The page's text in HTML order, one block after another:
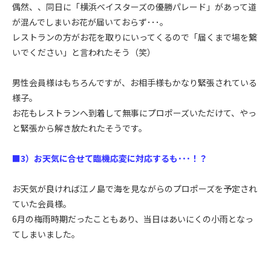
偶然、、同日に「横浜ベイスターズの優勝パレード」があって道
が混んでしまいお花が届いておらず･･･。
レストランの方がお花を取りにいってくるので「届くまで場を繋
いでください」と言われたそう（笑）
男性会員様はもちろんですが、お相手様もかなり緊張されている
様子。
お花もレストランへ到着して無事にプロポーズいただけて、やっ
と緊張から解き放たれたそうです。
■3）お天気に合せて臨機応変に対応するも･･･！？
お天気が良ければ江ノ島で海を見ながらのプロポーズを予定され
ていた会員様。
6月の梅雨時期だったこともあり、当日はあいにくの小雨となっ
てしまいました。